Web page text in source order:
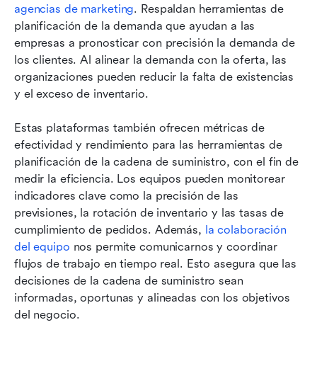
agencias de marketing. Respaldan herramientas de
planificación de la demanda que ayudan a las
empresas a pronosticar con precisión la demanda de
los clientes. Al alinear la demanda con la oferta, las
organizaciones pueden reducir la falta de existencias
y el exceso de inventario.
Estas plataformas también ofrecen métricas de
efectividad y rendimiento para las herramientas de
planificación de la cadena de suministro, con el fin de
medir la eficiencia. Los equipos pueden monitorear
indicadores clave como la precisión de las
previsiones, la rotación de inventario y las tasas de
cumplimiento de pedidos. Además, la colaboración
del equipo nos permite comunicarnos y coordinar
flujos de trabajo en tiempo real. Esto asegura que las
decisiones de la cadena de suministro sean
informadas, oportunas y alineadas con los objetivos
del negocio.